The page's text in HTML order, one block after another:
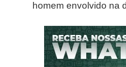
homem envolvido na